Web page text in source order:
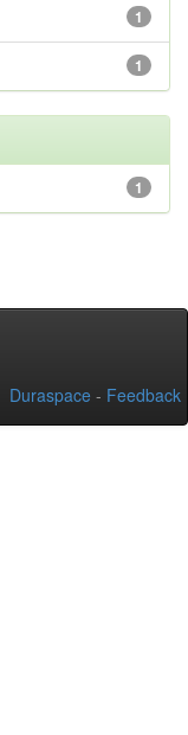
1
1
1
Duraspace - Feedback